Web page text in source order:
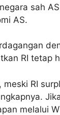
sah
AS.
RI tetap
RI
melalui